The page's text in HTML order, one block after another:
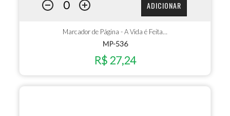
ADICIONAR
Marcador de Página - A Vida é Feita…
MP-536
R$ 27,24